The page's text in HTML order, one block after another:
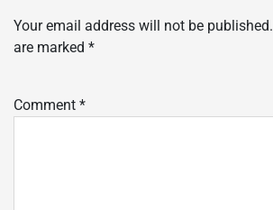
Your email address will not be published.
are marked *
Comment *